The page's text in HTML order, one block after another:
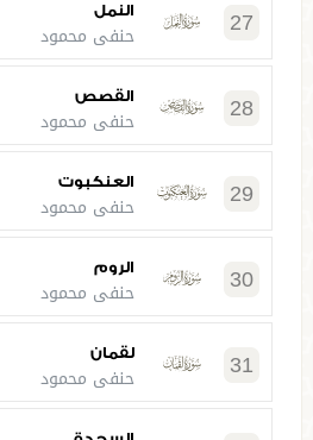
27 النمل
حنفي محمود
28 القصص
حنفي محمود
29 العنكبوت
حنفي محمود
30 الروم
حنفي محمود
31 لقمان
حنفي محمود